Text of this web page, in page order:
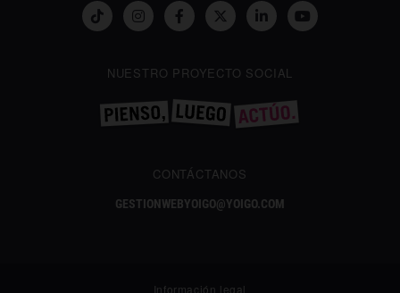
NUESTRO PROYECTO SOCIAL
CONTÁCTANOS
GESTIONWEBYOIGO@YOIGO.COM
Información legal